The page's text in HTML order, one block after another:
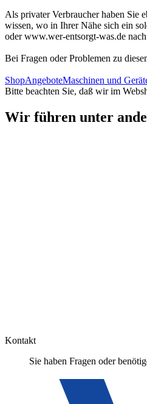
Als privater Verbraucher haben Sie
wissen, wo in Ihrer Nähe sich ein
oder www.wer-entsorgt-was.de
Bei Fragen oder Problemen zu
ShopAngeboteMaschinen und
Bitte beachten Sie, daß wir im
Wir führen unter
Kontakt
Sie haben Fragen oder